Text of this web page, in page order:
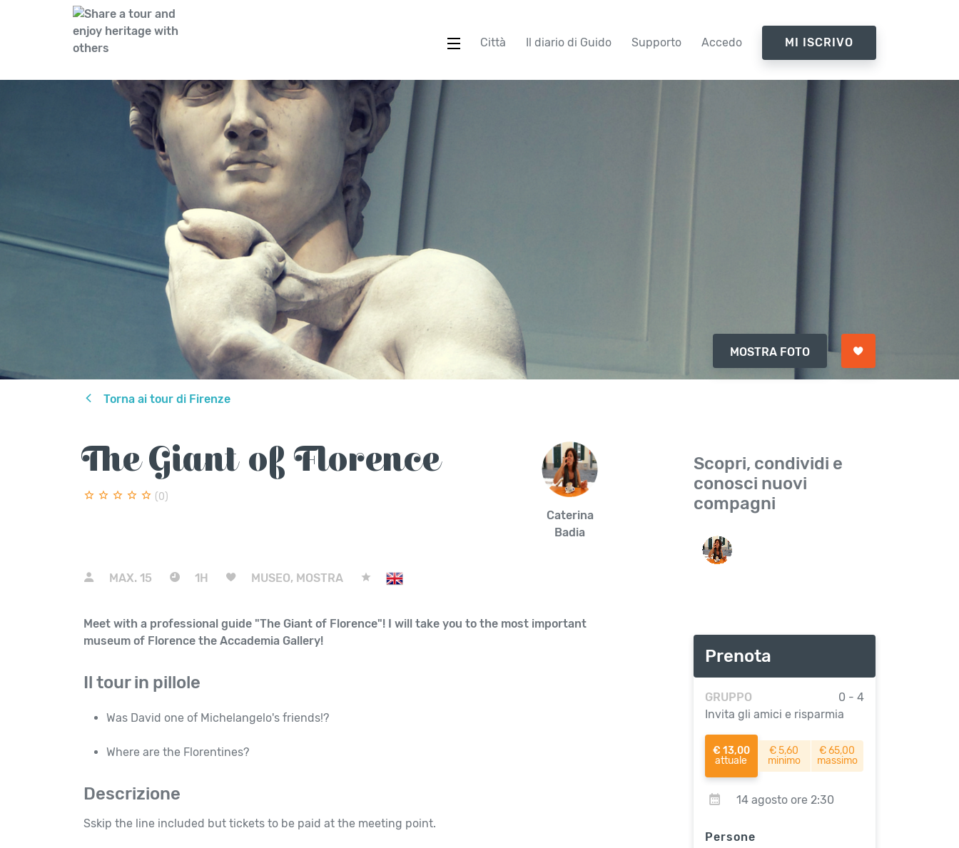
Città Il diario di Guido Supporto Accedo MI ISCRIVO
MOSTRA FOTO
Torna ai tour di Firenze
The Giant of Florence
(0)
Caterina
Badia
MAX. 15 1H MUSEO, MOSTRA
Meet with a professional guide "The Giant of Florence"! I will take you to the most important
museum of Florence the Accademia Gallery!
Il tour in pillole
Was David one of Michelangelo's friends!?
Where are the Florentines?
Descrizione
Sskip the line included but tickets to be paid at the meeting point.
Scopri, condividi e
conosci nuovi
compagni
Prenota
GRUPPO
0 - 4
Invita gli amici e risparmia
€ 13,00
attuale
€ 5,60
minimo
€ 65,00
massimo
14 agosto ore 2:30
Persone